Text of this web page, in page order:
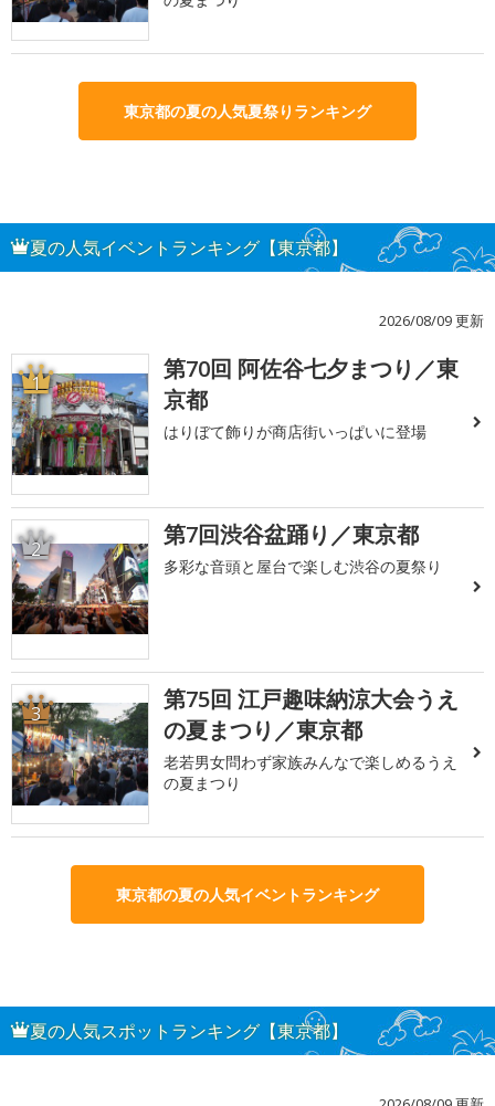
東京都の夏の人気夏祭りランキング
夏の人気イベントランキング【東京都】
2026/08/09 更新
1
第70回 阿佐谷七夕まつり／東
京都
はりぼて飾りが商店街いっぱいに登場
2 第7回渋谷盆踊り／東京都
多彩な音頭と屋台で楽しむ渋谷の夏祭り
3
第75回 江戸趣味納涼大会うえ
の夏まつり／東京都
老若男女問わず家族みんなで楽しめるうえ
の夏まつり
東京都の夏の人気イベントランキング
夏の人気スポットランキング【東京都】